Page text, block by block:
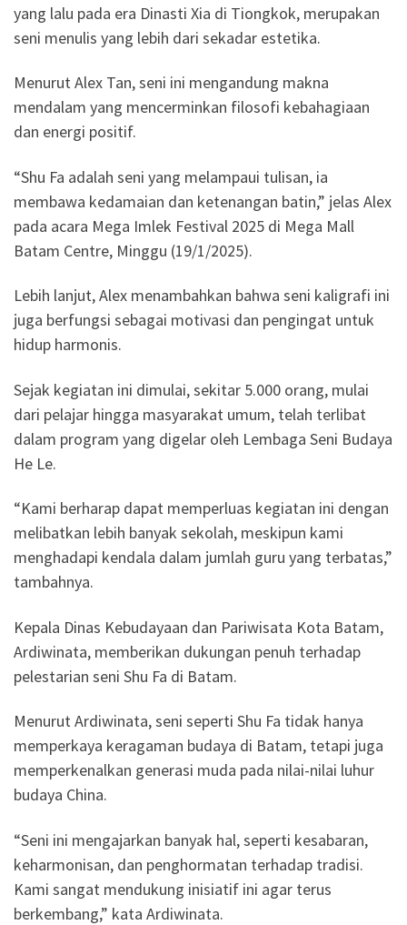
yang lalu pada era Dinasti Xia di Tiongkok, merupakan
seni menulis yang lebih dari sekadar estetika.
Menurut Alex Tan, seni ini mengandung makna
mendalam yang mencerminkan filosofi kebahagiaan
dan energi positif.
“Shu Fa adalah seni yang melampaui tulisan, ia
membawa kedamaian dan ketenangan batin,” jelas Alex
pada acara Mega Imlek Festival 2025 di Mega Mall
Batam Centre, Minggu (19/1/2025).
Lebih lanjut, Alex menambahkan bahwa seni kaligrafi ini
juga berfungsi sebagai motivasi dan pengingat untuk
hidup harmonis.
Sejak kegiatan ini dimulai, sekitar 5.000 orang, mulai
dari pelajar hingga masyarakat umum, telah terlibat
dalam program yang digelar oleh Lembaga Seni Budaya
He Le.
“Kami berharap dapat memperluas kegiatan ini dengan
melibatkan lebih banyak sekolah, meskipun kami
menghadapi kendala dalam jumlah guru yang terbatas,”
tambahnya.
Kepala Dinas Kebudayaan dan Pariwisata Kota Batam,
Ardiwinata, memberikan dukungan penuh terhadap
pelestarian seni Shu Fa di Batam.
Menurut Ardiwinata, seni seperti Shu Fa tidak hanya
memperkaya keragaman budaya di Batam, tetapi juga
memperkenalkan generasi muda pada nilai-nilai luhur
budaya China.
“Seni ini mengajarkan banyak hal, seperti kesabaran,
keharmonisan, dan penghormatan terhadap tradisi.
Kami sangat mendukung inisiatif ini agar terus
berkembang,” kata Ardiwinata.